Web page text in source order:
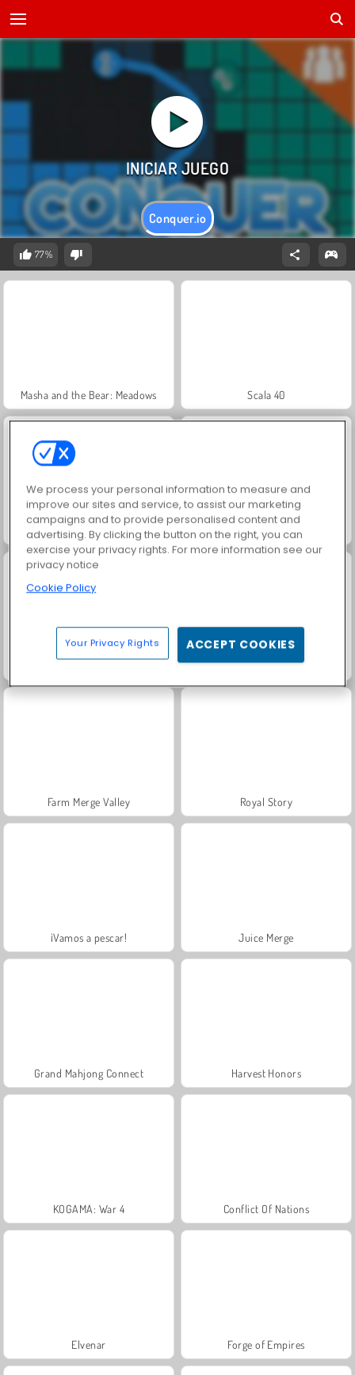
Conquer.io
77%
Masha and the Bear: Meadows Scala 40
Solitaire Social Trollface Quest: USA 2
Farm Merge Valley Royal Story
¡Vamos a pescar! Juice Merge
Grand Mahjong Connect Harvest Honors
KOGAMA: War 4 Conflict Of Nations
Elvenar Forge of Empires
We process your personal information to measure and
improve our sites and service, to assist our marketing
campaigns and to provide personalised content and
advertising. By clicking the button on the right, you can
exercise your privacy rights. For more information see our
privacy notice
Cookie Policy
Your Privacy Rights ACCEPT COOKIES